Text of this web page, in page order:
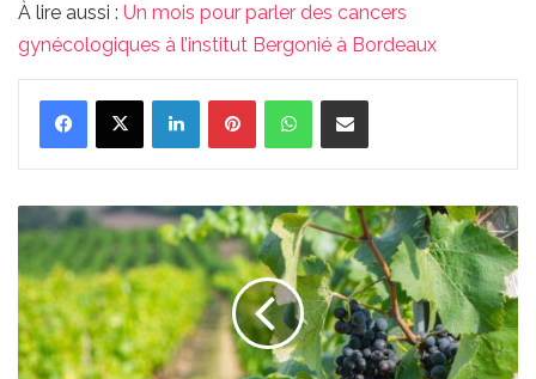
À lire aussi : Un mois pour parler des cancers
gynécologiques à l’institut Bergonié à Bordeaux
LinkedinPinterestWhatsAppPartager par email
Vendanges
2025
:
statu
quo
pour
les